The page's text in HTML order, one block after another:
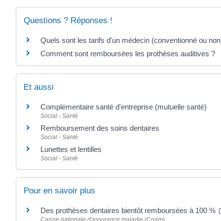
Questions ? Réponses !
Quels sont les tarifs d'un médecin (conventionné ou
Comment sont remboursées les prothèses auditives ?
Et aussi
Complémentaire santé d'entreprise (mutuelle santé)
Social - Santé
Remboursement des soins dentaires
Social - Santé
Lunettes et lentilles
Social - Santé
Pour en savoir plus
Des prothèses dentaires bientôt remboursées à 100 %